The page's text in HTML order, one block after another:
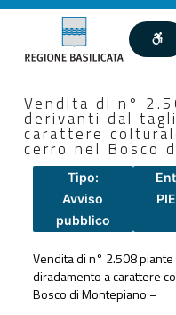
Vendita di n°
derivanti dal
carattere
cerro nel Bosco
Tipo:
Avviso
pubblico
Vendita di n° 2.508
diradamento a carattere
Bosco di Montepiano –